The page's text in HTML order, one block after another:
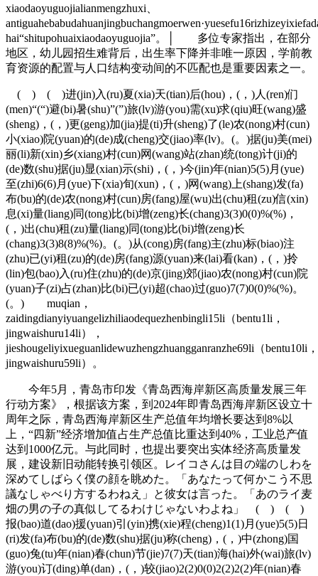
xiaodaoyuguojialianmengzhuxi、
hai“shitupohuaixiaodaoyuguojia”。│ 多位专家指出，在部分
地区，幼儿园招生难背后，出生率下降并非唯一原因，学前教
育资源的配置与人口结构变动间的不匹配也是重要因素之一。
( ) ( )进(jin)入(ru)夏(xia)天(tian)后(hou)，(，)人(ren)们
(men)“(“)避(bi)暑(shu)”(”)旅(lv)游(you)需(xu)求(qiu)旺(wang)盛
(sheng)，(，)更(geng)加(jia)提(ti)升(sheng)了(le)农(nong)村(cun)
小(xiao)院(yuan)的(de)成(cheng)交(jiao)率(lv)。(。)据(ju)美(mei)
丽(li)新(xin)乡(xiang)村(cun)网(wang)站(zhan)统(tong)计(ji)的
(de)数(shu)据(ju)显(xian)示(shi)，(，)今(jin)年(nian)5(5)月(yue)
至(zhi)6(6)月(yue)下(xia)旬(xun)，(，)网(wang)上(shang)发(fa)
布(bu)的(de)农(nong)村(cun)房(fang)屋(wu)出(chu)租(zu)信(xin)
息(xi)量(liang)同(tong)比(bi)增(zeng)长(chang)3(3)0(0)%(%)，
(，)出(chu)租(zu)量(liang)同(tong)比(bi)增(zeng)长
(chang)3(3)8(8)%(%)。(。)从(cong)房(fang)主(zhu)标(biao)注
(zhu)已(yi)租(zu)的(de)房(fang)源(yuan)来(lai)看(kan)，(，)拎
(lin)包(bao)入(ru)住(zhu)的(de)京(jing)郊(jiao)农(nong)村(cun)院
(yuan)子(zi)占(zhan)比(bi)已(yi)超(chao)过(guo)7(7)0(0)%(%)。
(。) muqian，
zaidingdianyiyuangelizhiliaodequezhenbingli15li（bentu1li，
jingwaishuru14li），
jieshougeliyixueguanlidewuzhengzhuangganranzhe69li（bentu10li，
jingwaishuru59li）。
今年5月，青岛市印发《青岛西海岸新区高质量发展三年
行动方案》，根据该方案，到2024年即青岛西海岸新区设立十
周年之际，青岛西海岸新区生产总值年均增长要达到8%以
上，“四新”经济增加值占生产总值比重达到40%，工业总产值
达到1000亿元。与此同时，也提出要突出实体经济高质量发
展，建设新旧动能转换引领区。レイコさんは目の端のしわを
深めてしばらく僕の顔を眺めた。「あなたって何かこう不思
議なしゃべり方するわねえ」と彼女は言った。「あのライ麦
畑の男の子の真似してるわけじゃないわよね」 ( ) ( )
报(bao)道(dao)援(yuan)引(yin)携(xie)程(cheng)1(1)月(yue)5(5)日
(ri)发(fa)布(bu)的(de)数(shu)据(ju)称(cheng)，(，)中(zhong)国
(guo)兔(tu)年(nian)春(chun)节(jie)7(7)天(tian)海(hai)外(wai)旅(lv)
游(you)订(ding)单(dan)，(，)较(jiao)2(2)0(0)2(2)2(2)年(nian)春